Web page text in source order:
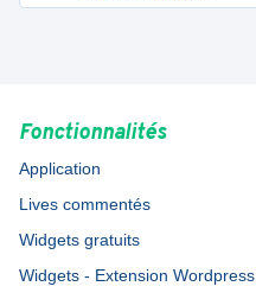
Fonctionnalités
Application
Lives commentés
Widgets gratuits
Widgets - Extension Wordpress